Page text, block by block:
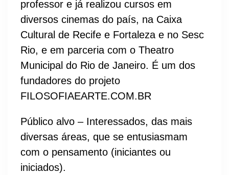
professor e já realizou cursos em
diversos cinemas do país, na Caixa
Cultural de Recife e Fortaleza e no Sesc
Rio, e em parceria com o Theatro
Municipal do Rio de Janeiro. É um dos
fundadores do projeto
FILOSOFIAEARTE.COM.BR
Público alvo – Interessados, das mais
diversas áreas, que se entusiasmam
com o pensamento (iniciantes ou
iniciados).